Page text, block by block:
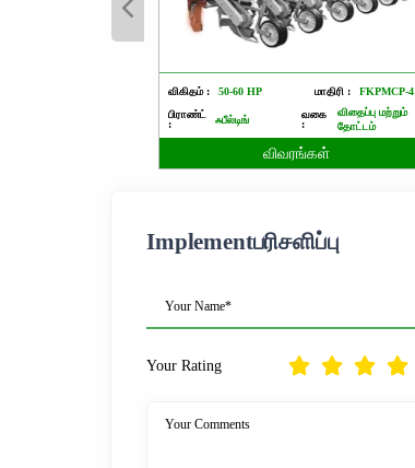
விகிதம் : 50-60 HP மாதிரி :
FKPMCP-4
பிராண்ட்
:
ஃபீல்டிங்
வகை
:
விதைப்பு மற்றும்
தோட்டம்
விவரங்கள்
Implementபரிசளிப்பு
Your Name*
Your Rating
Your Comments